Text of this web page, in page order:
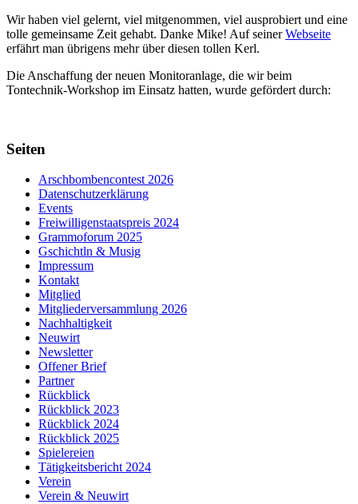
Wir haben viel gelernt, viel mitgenommen, viel ausprobiert und eine
tolle gemeinsame Zeit gehabt. Danke Mike! Auf seinerWebseite
erfährt man übrigens mehr über diesen tollen Kerl.
Die Anschaffung der neuen Monitoranlage, die wir beim
Tontechnik-Workshop im Einsatz hatten, wurde gefördert durch:
Seiten
Arschbombencontest 2026
Datenschutzerklärung
Events
Freiwilligenstaatspreis 2024
Grammoforum 2025
Gschichtln & Musig
Impressum
Kontakt
Mitglied
Mitgliederversammlung 2026
Nachhaltigkeit
Neuwirt
Newsletter
Offener Brief
Partner
Rückblick
Rückblick 2023
Rückblick 2024
Rückblick 2025
Spielereien
Tätigkeitsbericht 2024
Verein
Verein & Neuwirt